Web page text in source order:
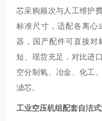
芯采购频次与人工维护
标准尺寸，适配各离心
器，国产配件可直接对
短、现货充足，对比进
空分制氧、冶金、化工
滤芯。
工业空压机组配套自洁